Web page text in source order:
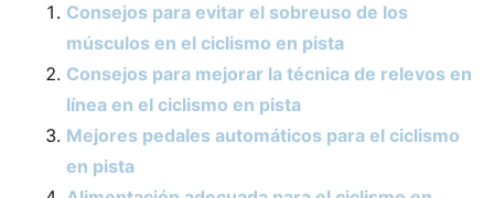
Consejos para evitar el sobreuso de los
músculos en el ciclismo en pista
Consejos para mejorar la técnica de relevos en
línea en el ciclismo en pista
Mejores pedales automáticos para el ciclismo
en pista